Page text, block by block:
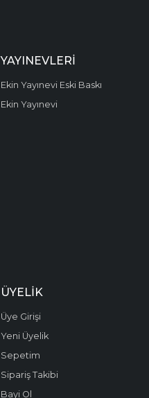
YAYINEVLERI
Ekin Yayınevi Eski Baskı
Ekin Yayınevi
ÜYELIK
Üye Girişi
Yeni Üyelik
Sepetim
Sipariş Takibi
Bayi Ol